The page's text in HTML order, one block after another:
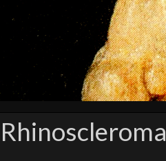
Rhinoscleroma